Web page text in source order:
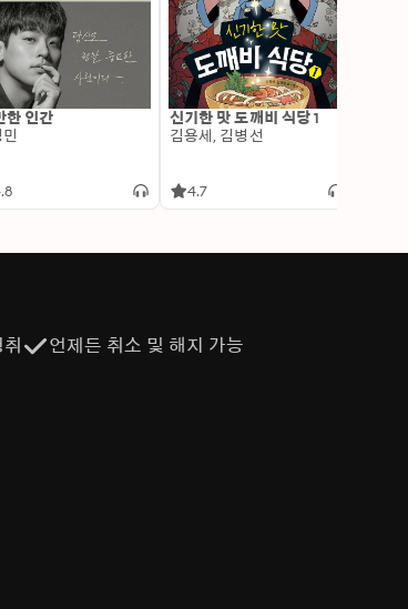
한 인간
신기한 맛 도깨비 식당 1
김용세, 김병선
4.7
언제든 취소 및 해지 가능